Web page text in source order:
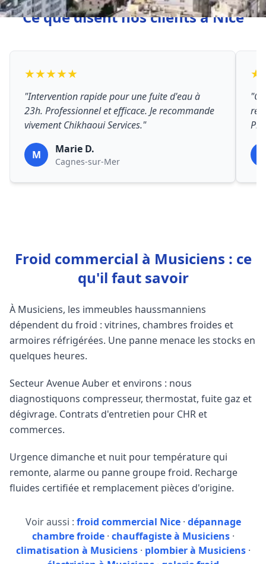
Ce que disent nos clients à Nice
★★★★★
"Intervention rapide pour une fuite d'eau à
23h. Professionnel et efficace. Je recommande
vivement Chikhaoui Services."
M Marie D.
Cagnes-sur-Mer
Froid commercial à Musiciens : ce
qu'il faut savoir
À Musiciens, les immeubles haussmanniens
dépendent du froid : vitrines, chambres froides et
armoires réfrigérées. Une panne menace les stocks en
quelques heures.
Secteur Avenue Auber et environs : nous
diagnostiquons compresseur, thermostat, fuite gaz et
dégivrage. Contrats d'entretien pour CHR et
commerces.
Urgence dimanche et nuit pour température qui
remonte, alarme ou panne groupe froid. Recharge
fluides certifiée et remplacement pièces d'origine.
Voir aussi : froid commercial Nice· dépannage
chambre froide· chauffagiste à Musiciens·
climatisation à Musiciens· plombier à Musiciens·